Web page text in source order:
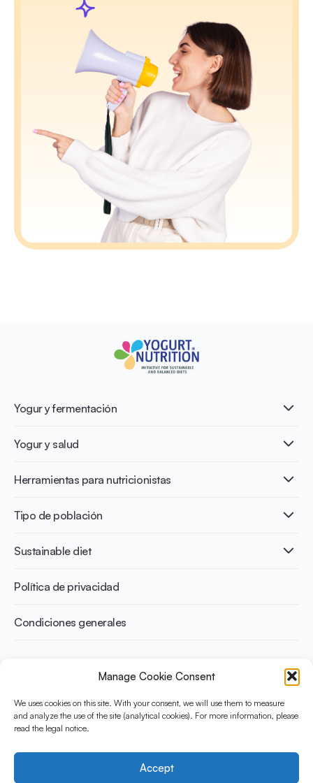
Manage Cookie Consent
We uses cookies on this site. With your consent, we will use them to measure
and analyze the use of the site (analytical cookies). For more information, please
read the legal notice.
Accept
Yogur y fermentación
¿Qué es el yogur?
Nutri-dense food
Yogur y salud
Healthy Diets & Lifestyle
Salud intestinal y microbiota
Salud ósea
Control del peso
Herramientas para nutricionistas
Publicaciones
Infographics
Recetas
Tipo de población
Adultos
Deportistas
Sustainable diet
Beneficios medioambientales
Beneficios para la salud
Política de privacidad
Condiciones generales
Equilibradas está financiada por el Instituto Danone
Internacional. Su objetivo es evaluar y compartir la evidencia
actual sobre el yogur como aliado en una dieta saludable y
Social Media